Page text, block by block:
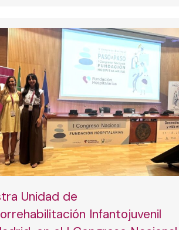
Unidad de
Infantojuvenil